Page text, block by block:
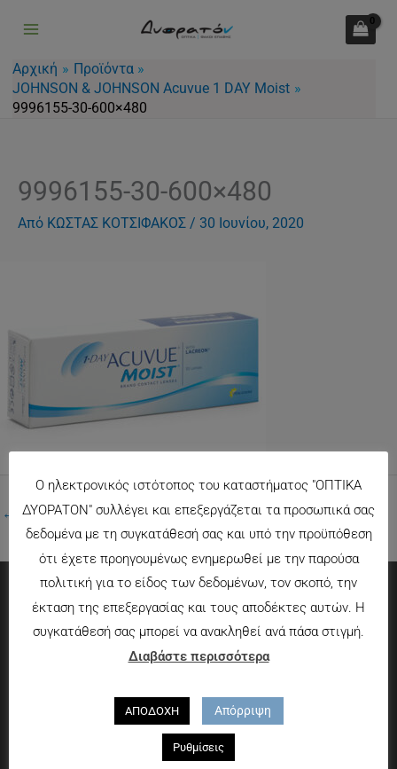
περιεχόμενο
Αρχική
Προϊόντα
JOHNSON & JOHNSON Acuvue 1 DAY Moist
9996155-30-600×480
9996155-30-600×480
Από ΚΩΣΤΑΣ ΚΟΤΣΙΦΑΚΟΣ / 30 Ιουνίου, 2020
← Προηγούμενο Πολυμέσα
Πληροφορίες
Τρόποι πληρωμής
Πολιτική επιστροφών
Που θα μας βρείτε
Ο ηλεκτρονικός ιστότοπος του καταστήματος "ΟΠΤΙΚΑ
ΔΥΟΡΑΤΟΝ" συλλέγει και επεξεργάζεται τα προσωπικά σας
δεδομένα με τη συγκατάθεσή σας και υπό την προϋπόθεση
ότι έχετε προηγουμένως ενημερωθεί με την παρούσα
πολιτική για το είδος των δεδομένων, τον σκοπό, την
έκταση της επεξεργασίας και τους αποδέκτες αυτών. Η
συγκατάθεσή σας μπορεί να ανακληθεί ανά πάσα στιγμή.
Διαβάστε περισσότερα
ΑΠΟΔΟΧΗ Απόρριψη
Ρυθμίσεις